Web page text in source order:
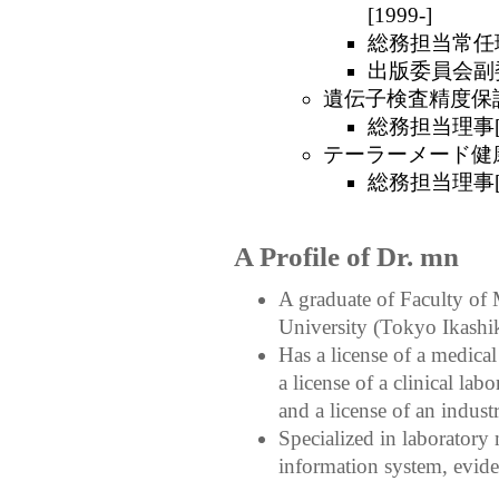
[1999-]
総務担当常
出版委員会
遺伝子検査精度保
総務担当理事
テーラーメード
総務担当理事
A Profile of Dr. mn
A graduate of Faculty of
University (Tokyo
Has a license of a
a license of a clinical
and a license of an
Specialized in
information system,